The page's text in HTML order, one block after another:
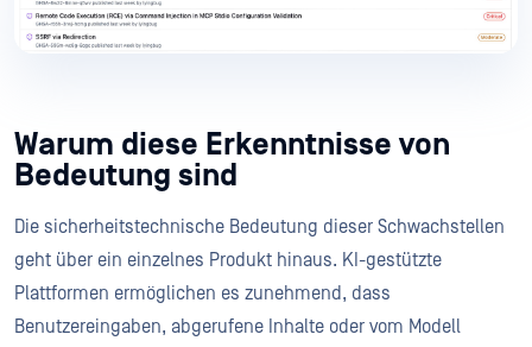
Warum diese Erkenntnisse von
Bedeutung sind
Die sicherheitstechnische Bedeutung dieser Schwachstellen
geht über ein einzelnes Produkt hinaus. KI-gestützte
Plattformen ermöglichen es zunehmend, dass
Benutzereingaben, abgerufene Inhalte oder vom Modell